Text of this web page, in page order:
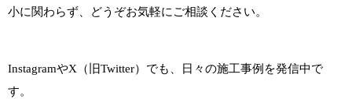
小に関わらず、どうぞお気軽にご相談ください。
InstagramやX（旧Twitter）でも、日々の施工事例を発信中で
す。